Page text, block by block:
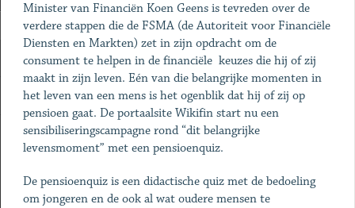
Minister van Financiën Koen Geens is tevreden over de
verdere stappen die de FSMA (de Autoriteit voor Financiële
Diensten en Markten) zet in zijn opdracht om de
consument te helpen in de financiële keuzes die hij of zij
maakt in zijn leven. Eén van die belangrijke momenten in
het leven van een mens is het ogenblik dat hij of zij op
pensioen gaat. De portaalsite Wikifin start nu een
sensibiliseringscampagne rond “dit belangrijke
levensmoment” met een pensioenquiz.
De pensioenquiz is een didactische quiz met de bedoeling
om jongeren en de ook al wat oudere mensen te